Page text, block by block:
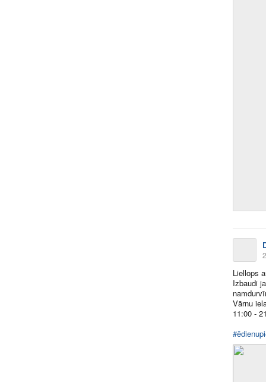
Liellops
Izbaudi
Vārnu
11:00 -